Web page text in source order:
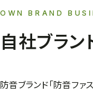
OWN BRAND
自社ブラン
防音ブランド「防音ファ